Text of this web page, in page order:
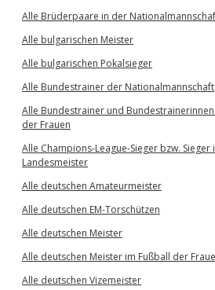
Alle Brüderpaare in der
Alle bulgarischen Meister
Alle bulgarischen Pokalsieger
Alle Bundestrainer der Nationalmannschaft
Alle Bundestrainer und
der Frauen
Alle Champions-League-Sieger bzw.
Landesmeister
Alle deutschen Amateurmeister
Alle deutschen EM-Torschützen
Alle deutschen Meister
Alle deutschen Meister im Fußball der
Alle deutschen Vizemeister